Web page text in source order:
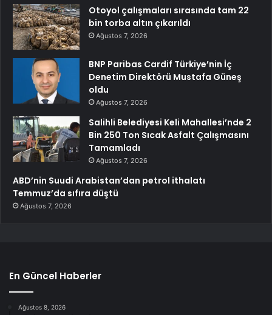
Otoyol çalışmaları sırasında tam 22
bin torba altın çıkarıldı
Ağustos 7, 2026
BNP Paribas Cardif Türkiye’nin İç
Denetim Direktörü Mustafa Güneş
oldu
Ağustos 7, 2026
Salihli Belediyesi Keli Mahallesi’nde 2
Bin 250 Ton Sıcak Asfalt Çalışmasını
Tamamladı
Ağustos 7, 2026
ABD’nin Suudi Arabistan’dan petrol ithalatı
Temmuz’da sıfıra düştü
Ağustos 7, 2026
En Güncel Haberler
Ağustos 8, 2026